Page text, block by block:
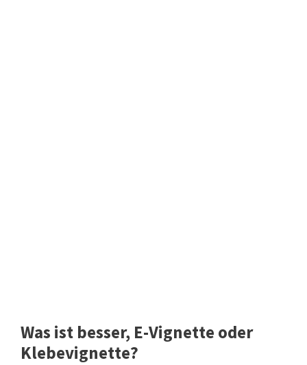
Was ist besser, E-Vignette oder
Klebevignette?